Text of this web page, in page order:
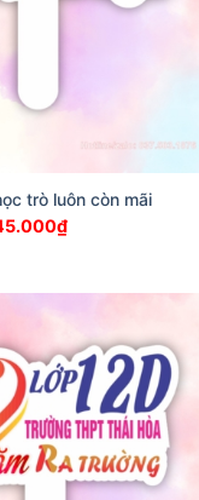
trò luôn còn mãi
₫